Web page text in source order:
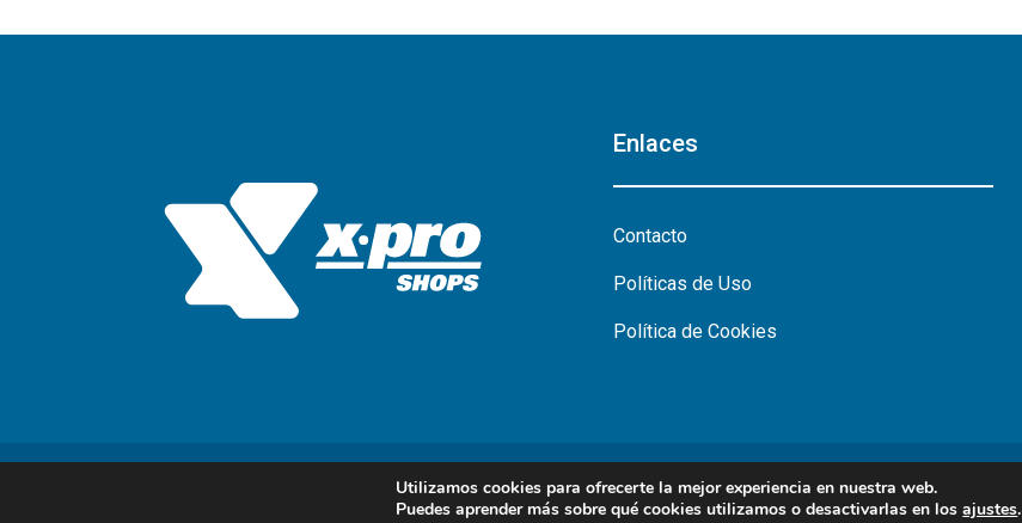
Enlaces
Contacto
Políticas de Uso
Política de Cookies
Gerenciar Empresa
Utilizamos cookies para ofrecerte la mejor experiencia en nuestra web.
Puedes aprender más sobre qué cookies utilizamos o desactivarlas en losajustes.